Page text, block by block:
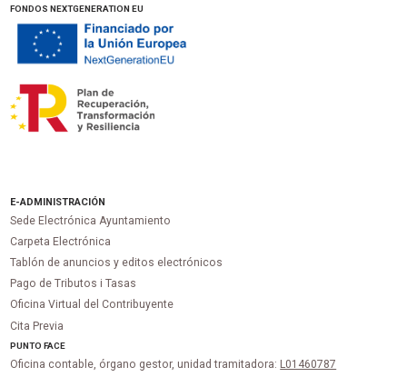
FONDOS NEXTGENERATION EU
E-ADMINISTRACIÓN
Sede Electrónica Ayuntamiento
Carpeta Electrónica
Tablón de anuncios y editos electrónicos
Pago de Tributos i Tasas
Oficina Virtual del Contribuyente
Cita Previa
PUNTOFACE
Oficina contable, órgano gestor, unidad tramitadora: L01460787